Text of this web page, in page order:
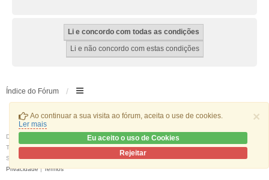
×
Ao continuar a sua visita ao fórum, aceita o use de cookies.
Ler mais
Eu aceito o uso de Cookies
Rejeitar
Índice do Fórum
Desenvolvido por
® Forum Software © phpBB Limited
Traduzido por:phpBB Portugal
Stylewe_universalcreated by INVENTEA & v12mike
Privacidade|Termos